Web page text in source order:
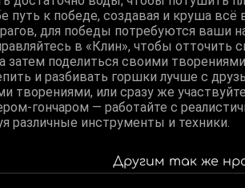
путь к победе, создавая и круша всё
для победы потребуются ваши
в «Клин», чтобы отточить
затем поделиться своими
и разбивать горшки лучше с
творениями, или сразу же
гончаром — работайте с
различные инструменты и техники.
Другим так же